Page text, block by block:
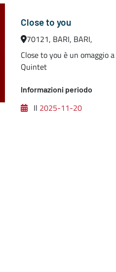
Close to you
70121, BARI, BARI,
Close to you è un omaggio
Quintet
Informazioni periodo
Il 2025-11-20